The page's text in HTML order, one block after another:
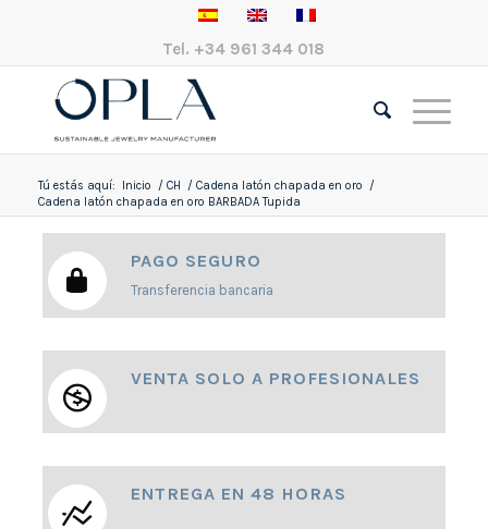
Tel. +34 961 344 018
Tú estás aquí: Inicio / CH / Cadena latón chapada en oro
/
Cadena latón chapada en oro BARBADA Tupida
PAGO SEGURO
Transferencia bancaria
VENTA SOLO A PROFESIONALES
ENTREGA EN 48 HORAS